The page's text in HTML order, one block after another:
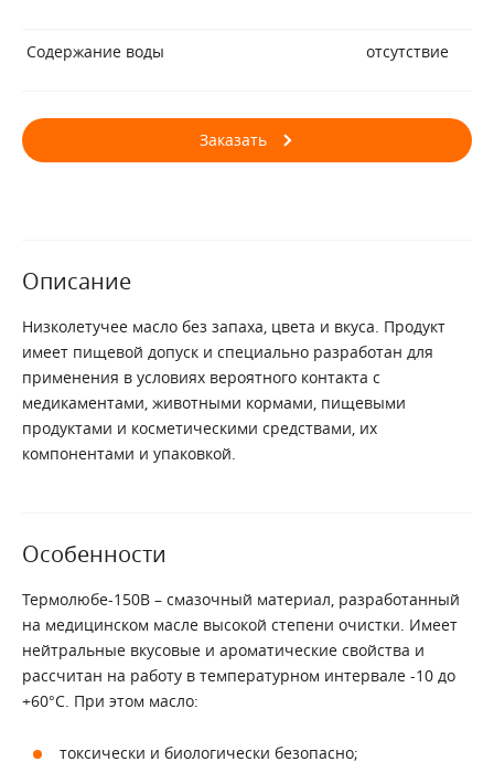
Содержание воды отсутствие
Заказать
Описание
Низколетучее масло без запаха, цвета и вкуса. Продукт
имеет пищевой допуск и специально разработан для
применения в условиях вероятного контакта с
медикаментами, животными кормами, пищевыми
продуктами и косметическими средствами, их
компонентами и упаковкой.
Особенности
Термолюбе-150В – смазочный материал, разработанный
на медицинском масле высокой степени очистки. Имеет
нейтральные вкусовые и ароматические свойства и
рассчитан на работу в температурном интервале -10 до
+60°С. При этом масло:
токсически и биологически безопасно;